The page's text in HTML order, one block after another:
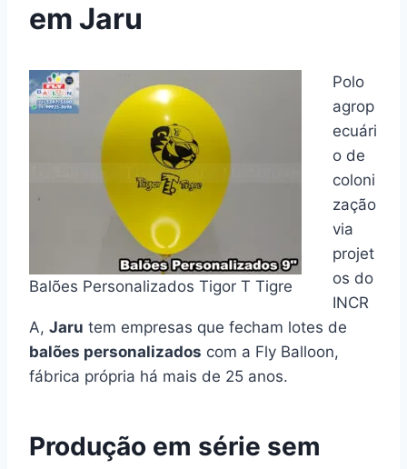
em Jaru
Balões Personalizados Tigor T Tigre
Polo
agrop
ecuári
o de
coloni
zação
via
projet
os do
INCR
A, Jaru tem empresas que fecham lotes de
balões personalizados com a Fly Balloon,
fábrica própria há mais de 25 anos.
Produção em série sem